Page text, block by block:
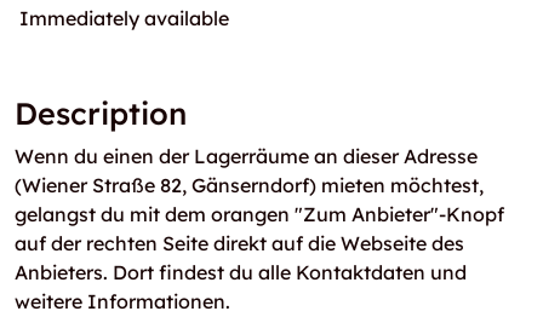
Immediately available
Description
Wenn du einen der Lagerräume an dieser Adresse
(Wiener Straße 82, Gänserndorf) mieten möchtest,
gelangst du mit dem orangen "Zum Anbieter"-Knopf
auf der rechten Seite direkt auf die Webseite des
Anbieters. Dort findest du alle Kontaktdaten und
weitere Informationen.